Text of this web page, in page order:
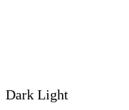
Dark Light